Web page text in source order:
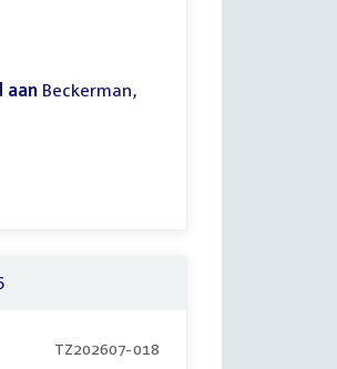
aan Beckerman,
TZ202607-018